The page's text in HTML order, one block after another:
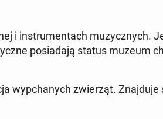
i in­stru­men­tach mu­zycz­nych.
po­sia­da­ją status muzeum
wy­pcha­nych zwie­rząt. Znaj­du­je